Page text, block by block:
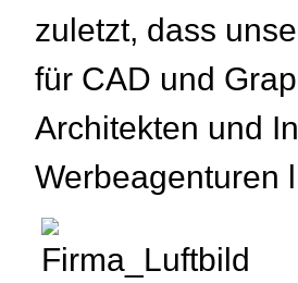
zuletzt, dass
für CAD und
Architekten und
Werbeagenturen